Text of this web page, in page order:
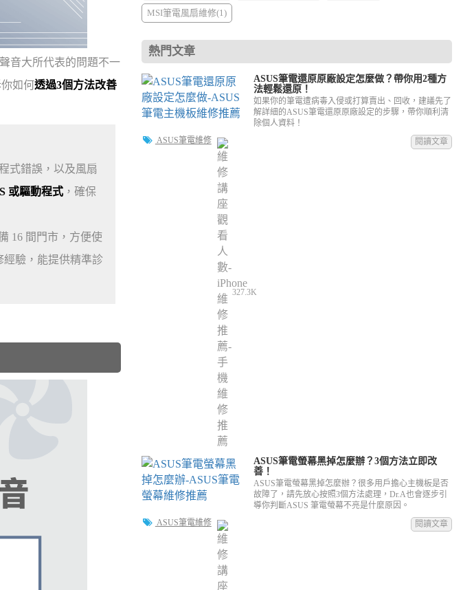
音大所代表的問題不一
如何透過3個方法改善
式錯誤，以及風扇
或驅動程式，確保
16 間門市，方便使
經驗，能提供精準診
MSI筆電風扇維修(1)
熱門文章
ASUS筆電還原原廠設定怎麼做？帶你用2種方
法輕鬆還原！
如果你的筆電遭病毒入侵或打算賣出、回收，建議先了
解詳細的ASUS筆電還原原廠設定的步驟，帶你順利清
除個人資料！
ASUS筆電維修
327.3K
閱讀文章
ASUS筆電螢幕黑掉怎麼辦？3個方法立即改
善！
ASUS筆電螢幕黑掉怎麼辦？很多用戶擔心主機板是否
故障了，請先放心按照3個方法處理，Dr.A也會逐步引
導你判斷ASUS 筆電螢幕不亮是什麼原因。
ASUS筆電維修
閱讀文章